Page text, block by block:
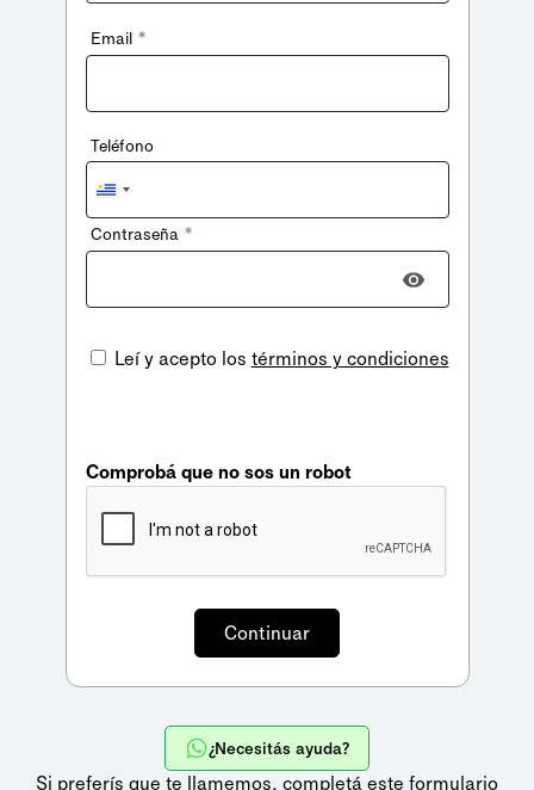
Email *
Teléfono
Uruguay
+598
Contraseña *
Leí y acepto los términos y condiciones
Comprobá que no sos un robot
¿Necesitás ayuda?
Si preferís que te llamemos, completá este formulario